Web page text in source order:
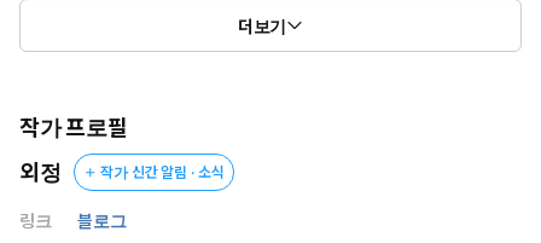
부에서는 이수를 좆으로 보고……. 아름다운 날들이었다.
* * *
원래 이수는 침실에다가 좋은 스피커를 갖다 놓고 싶었다.
혹은 턴테이블 같은 것들. 도민에게 좋은 음악을 들려 주고 싶었
다.
더보기
작가 프로필
외정
작가 신간 알림 · 소식
링크 블로그